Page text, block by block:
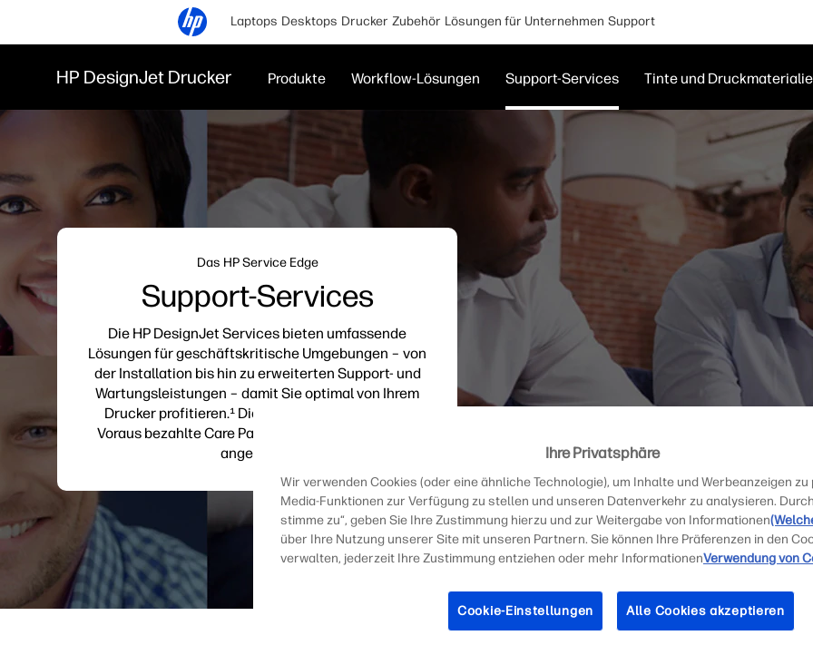
Laptops Desktops Drucker Zubehör Lösungen für Unternehmen Support
HP DesignJet Drucker Produkte Workflow-Lösungen Support-Services Tinte und
Das HP Service Edge
Support-Services
Die HP DesignJet Services bieten umfassende
Lösungen für geschäftskritische Umgebungen – von
der Installation bis hin zu erweiterten Support- und
Wartungsleistungen – damit Sie optimal von Ihrem
Drucker profitieren.¹ Die Services werden als im
Voraus bezahlte Care Packs oder als Abonnement
angeboten.
Ihre Privatsphäre
Wir verwenden Cookies (oder eine ähnliche Technologie), um Inhalte und Werbeanzeigen
Media-Funktionen zur Verfügung zu stellen und unseren Datenverkehr zu analysieren.
stimme zu“, geben Sie Ihre Zustimmung hierzu und zur Weitergabe von Informationen
über Ihre Nutzung unserer Site mit unseren Partnern. Sie können Ihre Präferenzen in den
verwalten, jederzeit Ihre Zustimmung entziehen oder mehr InformationenVerwendung von
Cookie-Einstellungen Alle Cookies akzeptieren